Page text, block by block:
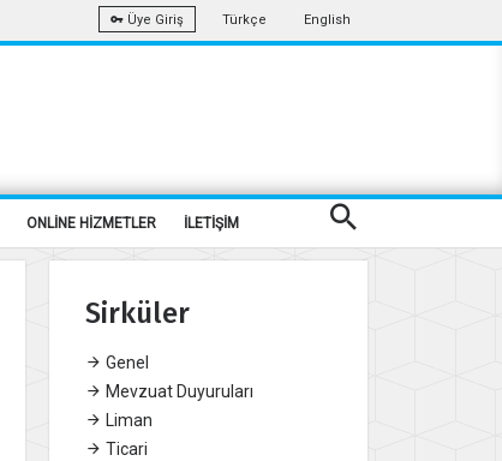
Üye Giriş Türkçe English
ONLİNE HİZMETLER İLETİŞİM
Sirküler
Genel
Mevzuat Duyuruları
Liman
Ticari